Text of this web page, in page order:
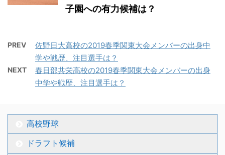
子園への有力候補は？
PREV
佐野日大高校の2019春季関東大会メンバーの出身中
学や戦歴、注目選手は？
NEXT
春日部共栄高校の2019春季関東大会メンバーの出身
中学や戦歴、注目選手は？
高校野球
ドラフト候補